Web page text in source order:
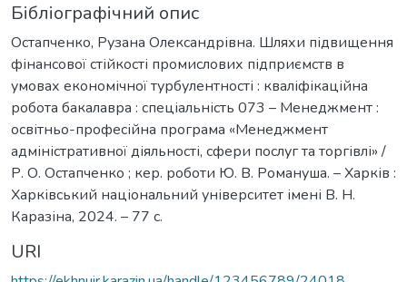
Бібліографічний опис
Остапченко, Рузана Олександрівна. Шляхи підвищення
фінансової стійкості промислових підприємств в
умовах економічної турбулентності : кваліфікаційна
робота бакалавра : спеціальність 073 – Менеджмент :
освітньо-професійна програма «Менеджмент
адміністративної діяльності, сфери послуг та торгівлі» /
Р. О. Остапченко ; кер. роботи Ю. В. Романуша. – Харків :
Харківський національний університет імені В. Н.
Каразіна, 2024. – 77 с.
URI